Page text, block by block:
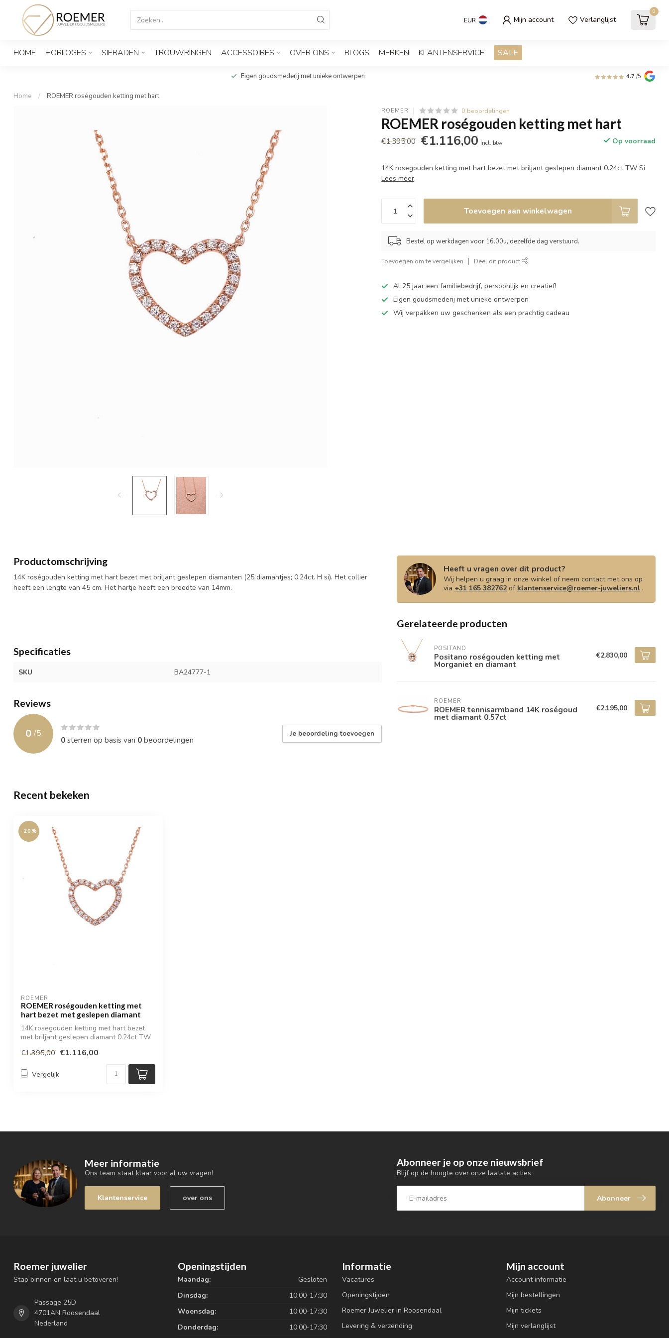
EUR Mijn account Verlanglijst
0
HOME HORLOGES SIERADEN TROUWRINGEN ACCESSOIRES OVER ONS BLOGS MERKEN KLANTENSERVICE SALE
Eigen goudsmederij met unieke ontwerpen 4.7 /5
Home / ROEMER roségouden ketting met hart
ROEMER 0 beoordelingen
ROEMER roségouden ketting met hart
€1.395,00 €1.116,00 Incl. btw Op voorraad
14K rosegouden ketting met hart bezet met briljant geslepen diamant 0.24ct TW Si
Lees meer.
Toevoegen aan winkelwagen
Bestel op werkdagen voor 16.00u, dezelfde dag verstuurd.
Toevoegen om te vergelijken Deel dit product
Al 25 jaar een familiebedrijf, persoonlijk en creatief!
Eigen goudsmederij met unieke ontwerpen
Wij verpakken uw geschenken als een prachtig cadeau
Productomschrijving
14K roségouden ketting met hart bezet met briljant geslepen diamanten (25 diamantjes; 0.24ct. H si). Het collier
heeft een lengte van 45 cm. Het hartje heeft een breedte van 14mm.
Specificaties
SKU BA24777-1
Reviews
0 /5
0sterren op basis van 0beoordelingen
Je beoordeling toevoegen
Heeft u vragen over dit product?
Wij helpen u graag in onze winkel of neem contact met ons op
via +31 165 382762of klantenservice@roemer-juweliers.nl .
Gerelateerde producten
POSITANO
Positano roségouden ketting met
Morganiet en diamant
€2.830,00
ROEMER
ROEMER tennisarmband 14K roségoud
met diamant 0.57ct
€2.195,00
Recent bekeken
-20%
ROEMER
ROEMER roségouden ketting met
hart bezet met geslepen diamant
14K rosegouden ketting met hart bezet
met briljant geslepen diamant 0.24ct TW
€1.395,00 €1.116,00
Vergelijk
Meer informatie
Ons team staat klaar voor al uw vragen!
Klantenservice over ons
Abonneer je op onze nieuwsbrief
Blijf op de hoogte over onze laatste acties
Abonneer
Roemer juwelier
Stap binnen en laat u betoveren!
Passage 25D
4701AN Roosendaal
Nederland
Openingstijden
Maandag:
Gesloten
Dinsdag:
10:00-17:30
Woensdag:
10:00-17:30
Donderdag:
10:00-17:30
Informatie
Vacatures
Openingstijden
Roemer Juwelier in Roosendaal
Levering & verzending
Mijn account
Account informatie
Mijn bestellingen
Mijn tickets
Mijn verlanglijst